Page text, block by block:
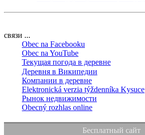
связи ...
Obec na Facebooku
Obec na YouTube
Текущая погода в деревне
Деревня в Википедии
Компании в деревне
Elektronická verzia týždenníka Kysuce
Рынок недвижимости
Obecný rozhlas online
Бесплатный сайт